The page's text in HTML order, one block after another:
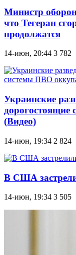
Министр
что Тегеран
продолжатся
14-июн, 20:44 3 782
Украинские
(Видео)
14-июн, 19:34 2 824
В США
14-июн, 19:34 3 505